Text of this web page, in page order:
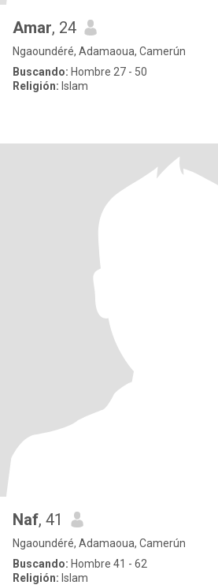
Amar, 24
Ngaoundéré, Adamaoua, Camerún
Buscando: Hombre 27 - 50
Religión: Islam
Naf, 41
Ngaoundéré, Adamaoua, Camerún
Buscando: Hombre 41 - 62
Religión: Islam